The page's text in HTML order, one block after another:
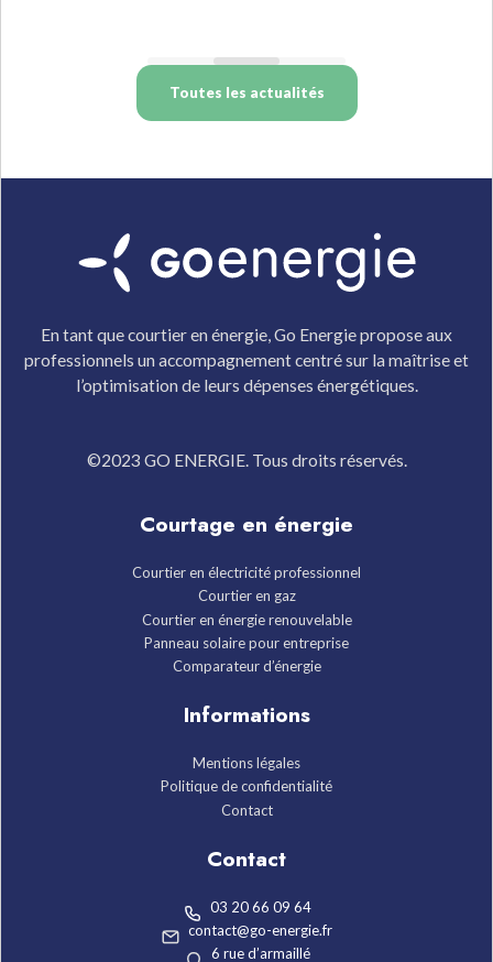
Toutes les actualités
En tant que courtier en énergie, Go Energie propose aux
professionnels un accompagnement centré sur la maîtrise et
l’optimisation de leurs dépenses énergétiques.
©2023 GO ENERGIE. Tous droits réservés.
Courtage en énergie
Courtier en électricité professionnel
Courtier en gaz
Courtier en énergie renouvelable
Panneau solaire pour entreprise
Comparateur d’énergie
Informations
Mentions légales
Politique de confidentialité
Contact
Contact
03 20 66 09 64
contact@go-energie.fr
6 rue d’armaillé